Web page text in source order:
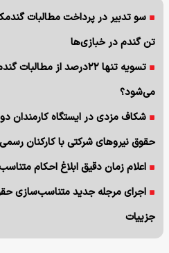
سو تدبیر در پرداخت مطالبات
تن گندم در خبازی‌ها
تسویه تنها ۲۲درصد از
می‌شود؟
حقوق نیروهای شرکتی با کارکنان رسمی
اعلام زمان دقیق ابلاغ احکام
اجرای مرجله جدید متناسب‌سازی
جزییات